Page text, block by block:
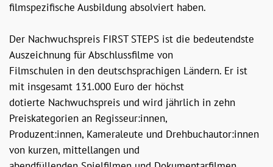
filmspezifische Ausbildung absolviert haben.
Der Nachwuchspreis FIRST STEPS ist die bedeutendste
Auszeichnung für Abschlussfilme von
Filmschulen in den deutschsprachigen Ländern. Er ist
mit insgesamt 131.000 Euro der höchst
dotierte Nachwuchspreis und wird jährlich in zehn
Preiskategorien an Regisseur:innen,
Produzent:innen, Kameraleute und Drehbuchautor:innen
von kurzen, mittellangen und